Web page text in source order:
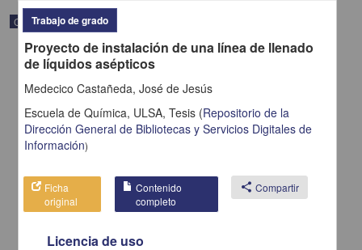
Correspondencia postal
Trabajo de grado
Proyecto de instalación de una línea de llenado
de líquidos asépticos
Medecico Castañeda, José de Jesús
Escuela de Química, ULSA, Tesis (Repositorio de la
Dirección General de Bibliotecas y Servicios Digitales de
Información)
Ficha
original
Contenido
completo
share Compartir
Licencia de uso